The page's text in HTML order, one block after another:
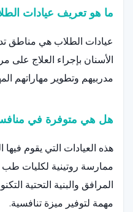
ما هو تعريف عيادات
عيادات الطلاب هي مناطق
الأسنان بإجراء العلاج
مدربيهم وتطوير مهاراتهم
هل هي متوفرة في
هذه العيادات التي يقوم
ممارسة روتينية لكليات طب
المرافق والبنية التحتية
مهمة لتوفير ميزة تنافسية.